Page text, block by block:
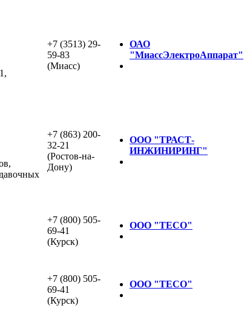
+7 (3513) 29-
59-83
(Миасс)
ОАО
"МиассЭлектроАппарат"
+7 (863) 200-
32-21
(Ростов-на-
Дону)
ООО "ТРАСТ-
ИНЖИНИРИНГ"
+7 (800) 505-
69-41
(Курск)
ООО "ТЕСО"
+7 (800) 505-
69-41
(Курск)
ООО "ТЕСО"